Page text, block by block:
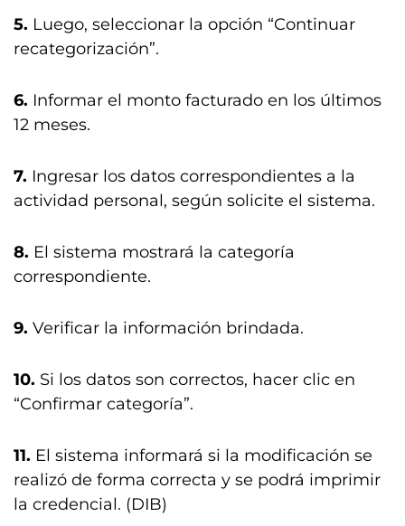
5. Luego, seleccionar la opción “Continuar
recategorización”.
6. Informar el monto facturado en los últimos
12 meses.
7. Ingresar los datos correspondientes a la
actividad personal, según solicite el sistema.
8. El sistema mostrará la categoría
correspondiente.
9. Verificar la información brindada.
10. Si los datos son correctos, hacer clic en
“Confirmar categoría”.
11. El sistema informará si la modificación se
realizó de forma correcta y se podrá imprimir
la credencial. (DIB)